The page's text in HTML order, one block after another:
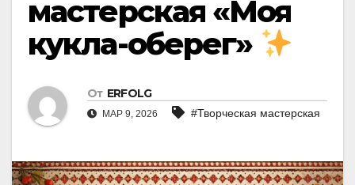
мастерская «Моя
кукла-оберег»
От ERFOLG
МАР 9, 2026 #Творческая мастерская